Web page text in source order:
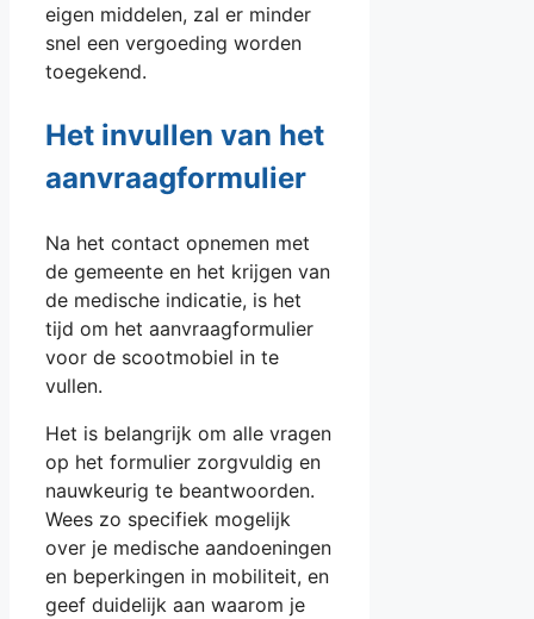
eigen middelen, zal er minder
snel een vergoeding worden
toegekend.
Het invullen van het
aanvraagformulier
Na het contact opnemen met
de gemeente en het krijgen van
de medische indicatie, is het
tijd om het aanvraagformulier
voor de scootmobiel in te
vullen.
Het is belangrijk om alle vragen
op het formulier zorgvuldig en
nauwkeurig te beantwoorden.
Wees zo specifiek mogelijk
over je medische aandoeningen
en beperkingen in mobiliteit, en
geef duidelijk aan waarom je